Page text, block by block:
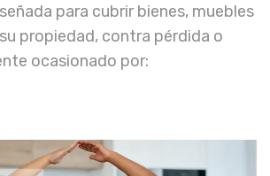
para cubrir bienes, muebles
propiedad, contra pérdida o
ocasionado por: